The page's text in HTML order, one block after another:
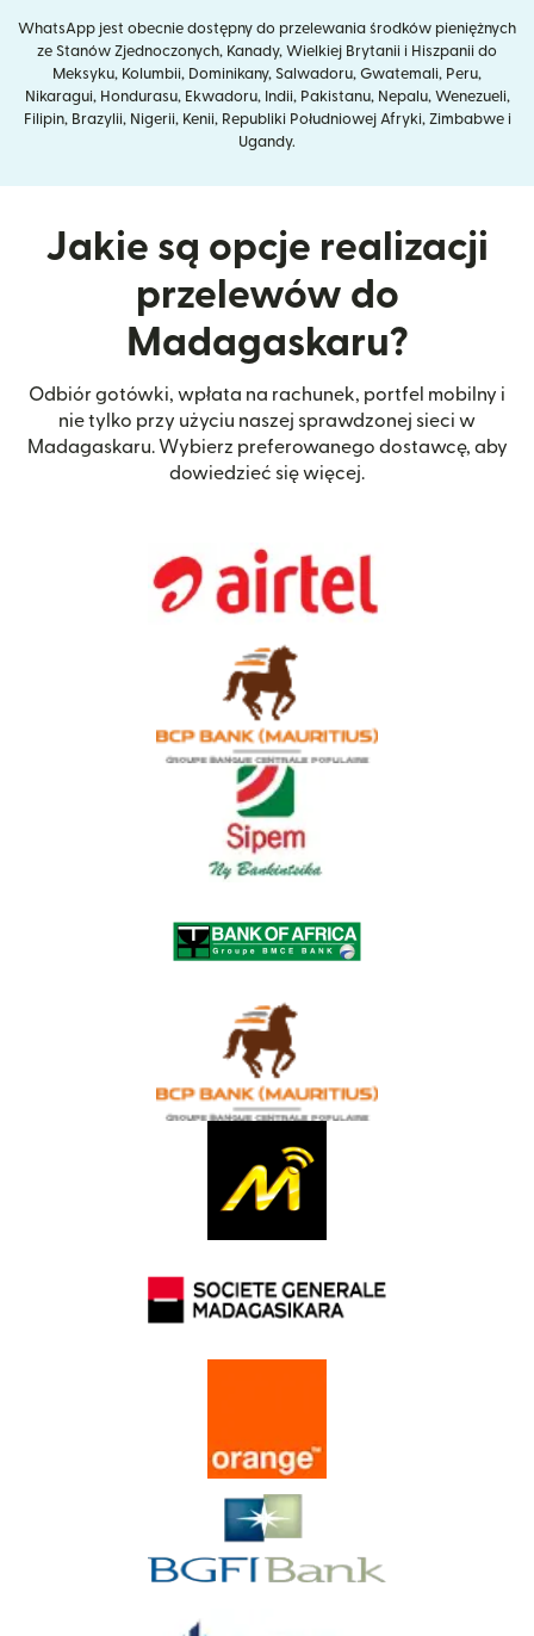
WhatsApp jest obecnie dostępny do przelewania środków pieniężnych
ze Stanów Zjednoczonych, Kanady, Wielkiej Brytanii i Hiszpanii do
Meksyku, Kolumbii, Dominikany, Salwadoru, Gwatemali, Peru,
Nikaragui, Hondurasu, Ekwadoru, Indii, Pakistanu, Nepalu, Wenezueli,
Filipin, Brazylii, Nigerii, Kenii, Republiki Południowej Afryki, Zimbabwe i
Ugandy.
Jakie są opcje realizacji
przelewów do
Madagaskaru?
Odbiór gotówki, wpłata na rachunek, portfel mobilny i
nie tylko przy użyciu naszej sprawdzonej sieci w
Madagaskaru. Wybierz preferowanego dostawcę, aby
dowiedzieć się więcej.